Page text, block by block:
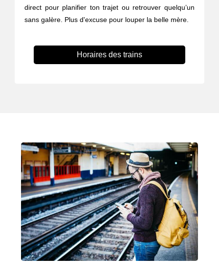
direct pour planifier ton trajet ou retrouver quelqu’un
sans galère. Plus d'excuse pour louper la belle mère.
Horaires des trains